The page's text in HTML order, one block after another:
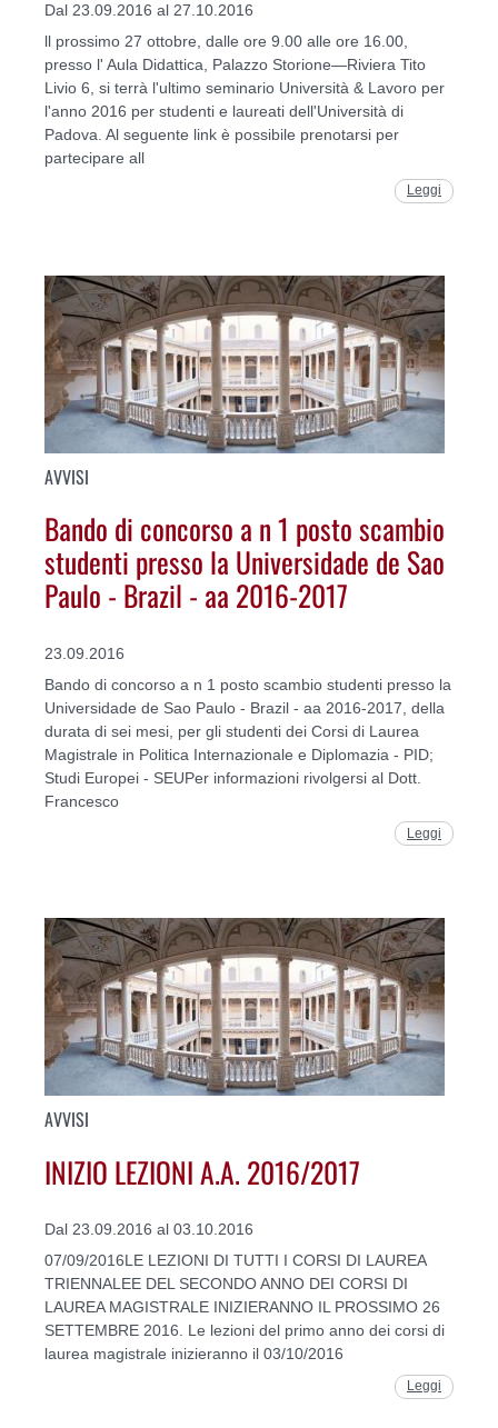
Dal 23.09.2016 al 27.10.2016
ll prossimo 27 ottobre, dalle ore 9.00 alle ore 16.00,
presso l' Aula Didattica, Palazzo Storione—Riviera Tito
Livio 6, si terrà l'ultimo seminario Università & Lavoro per
l'anno 2016 per studenti e laureati dell'Università di
Padova. Al seguente link è possibile prenotarsi per
partecipare all
Leggi
AVVISI
Bando di concorso a n 1 posto scambio
studenti presso la Universidade de Sao
Paulo - Brazil - aa 2016-2017
23.09.2016
Bando di concorso a n 1 posto scambio studenti presso la
Universidade de Sao Paulo - Brazil - aa 2016-2017, della
durata di sei mesi, per gli studenti dei Corsi di Laurea
Magistrale in Politica Internazionale e Diplomazia - PID;
Studi Europei - SEUPer informazioni rivolgersi al Dott.
Francesco
Leggi
AVVISI
INIZIO LEZIONI A.A. 2016/2017
Dal 23.09.2016 al 03.10.2016
07/09/2016LE LEZIONI DI TUTTI I CORSI DI LAUREA
TRIENNALEE DEL SECONDO ANNO DEI CORSI DI
LAUREA MAGISTRALE INIZIERANNO IL PROSSIMO 26
SETTEMBRE 2016. Le lezioni del primo anno dei corsi di
laurea magistrale inizieranno il 03/10/2016
Leggi